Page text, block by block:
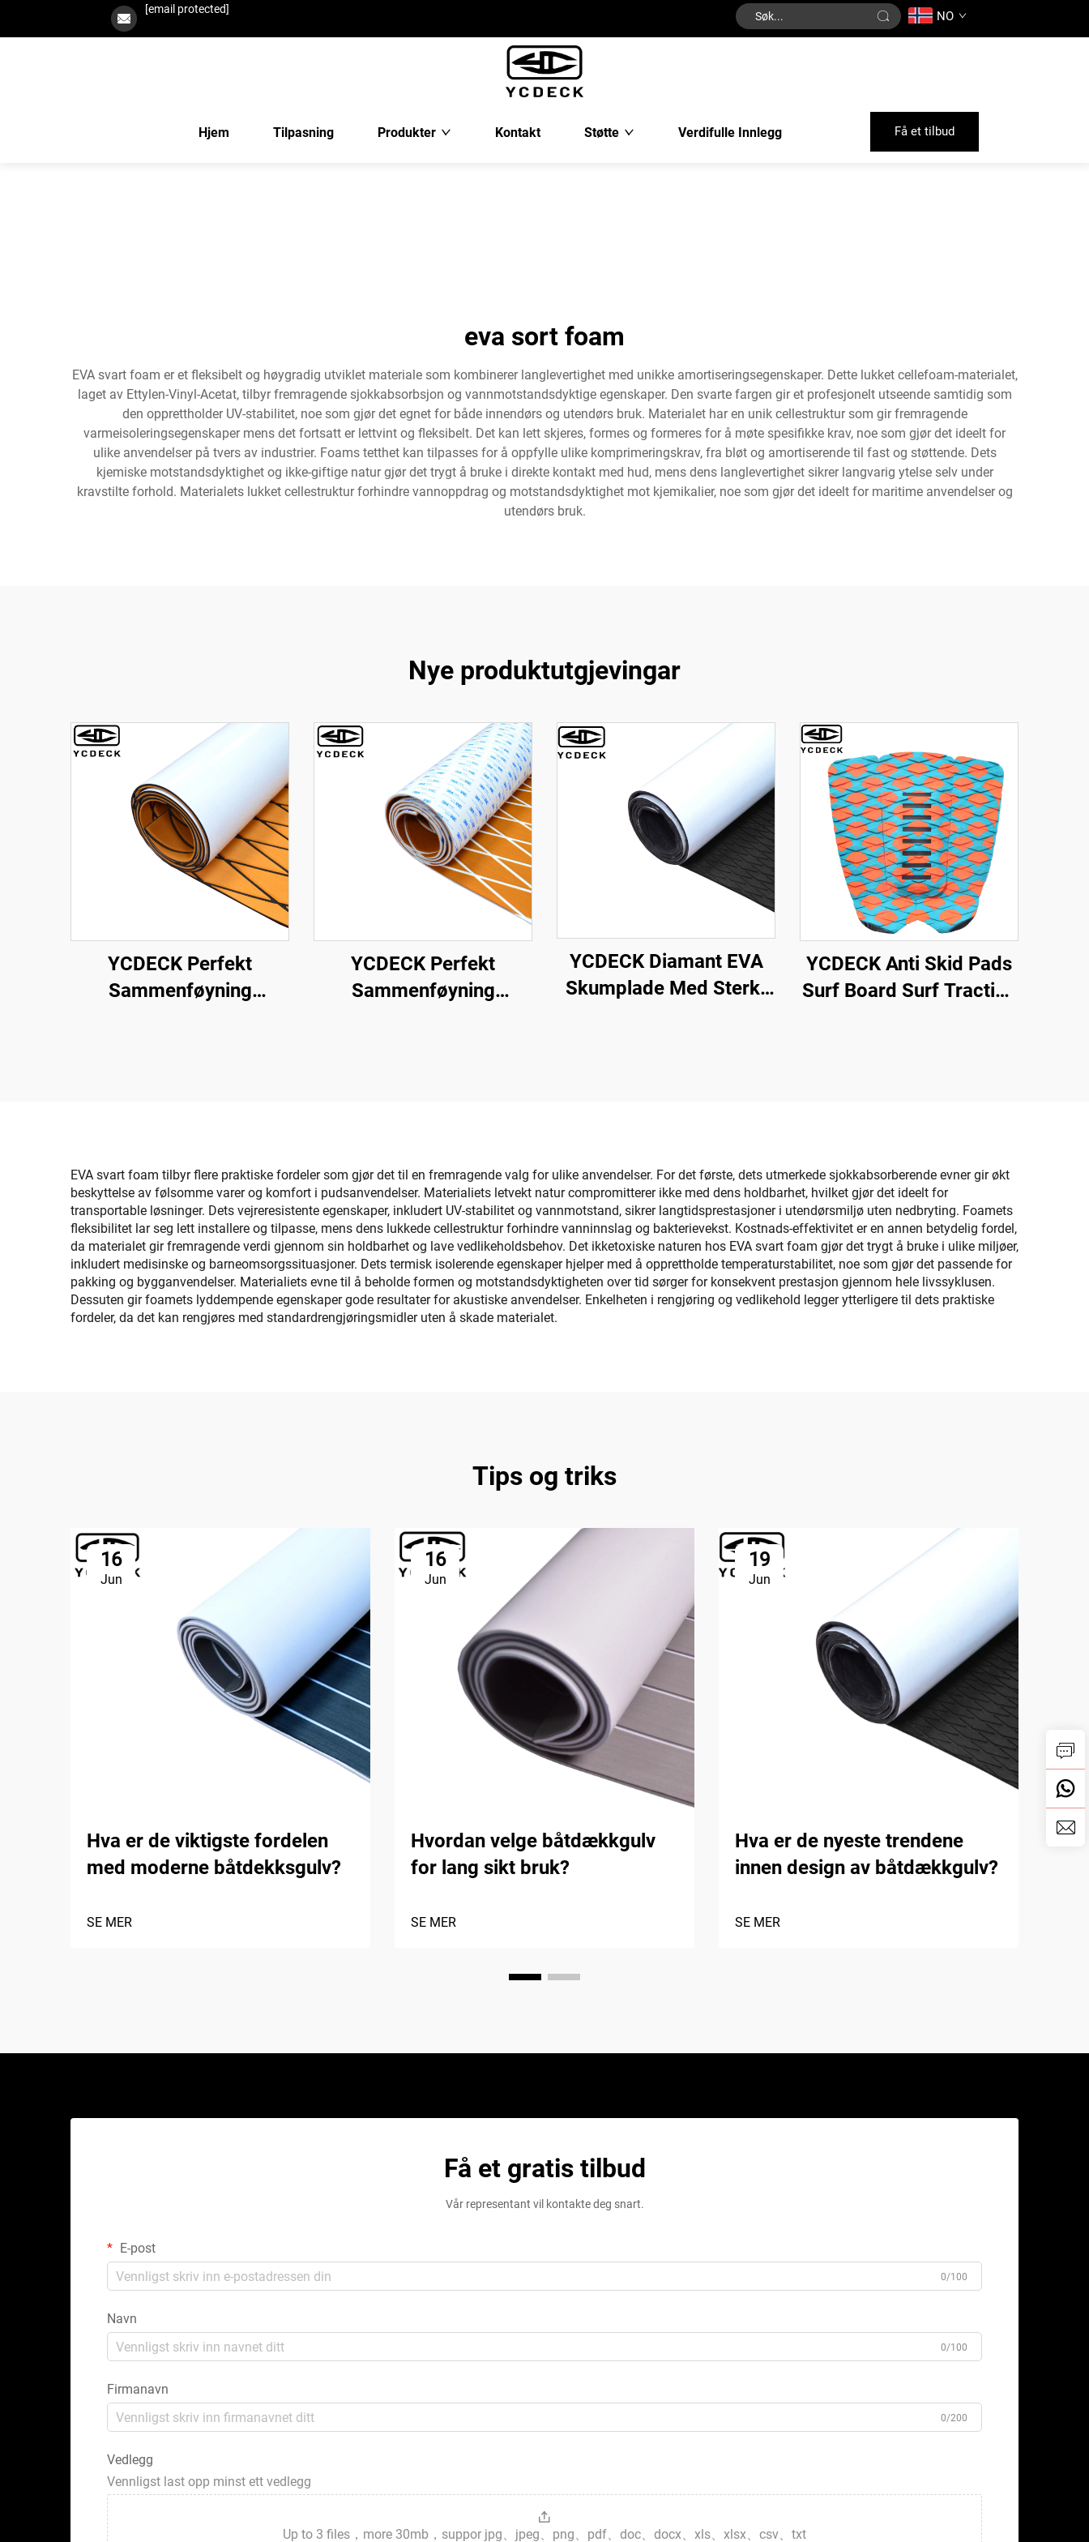
[email protected] NO
Hjem Tilpasning Produkter Kontakt Støtte Verdifulle Innlegg Få et tilbud
eva sort foam
EVA svart foam er et fleksibelt og høygradig utviklet materiale som kombinerer langlevertighet med unikke amortiseringsegenskaper. Dette lukket cellefoam-materialet,
laget av Ettylen-Vinyl-Acetat, tilbyr fremragende sjokkabsorbsjon og vannmotstandsdyktige egenskaper. Den svarte fargen gir et profesjonelt utseende samtidig som
den opprettholder UV-stabilitet, noe som gjør det egnet for både innendørs og utendørs bruk. Materialet har en unik cellestruktur som gir fremragende
varmeisoleringsegenskaper mens det fortsatt er lettvint og fleksibelt. Det kan lett skjeres, formes og formeres for å møte spesifikke krav, noe som gjør det ideelt for
ulike anvendelser på tvers av industrier. Foams tetthet kan tilpasses for å oppfylle ulike komprimeringskrav, fra bløt og amortiserende til fast og støttende. Dets
kjemiske motstandsdyktighet og ikke-giftige natur gjør det trygt å bruke i direkte kontakt med hud, mens dens langlevertighet sikrer langvarig ytelse selv under
kravstilte forhold. Materialets lukket cellestruktur forhindre vannoppdrag og motstandsdyktighet mot kjemikalier, noe som gjør det ideelt for maritime anvendelser og
utendørs bruk.
Nye produktutgjevingar
YCDECK Perfekt
Sammenføyning
YCDECK Perfekt
Sammenføyning
YCDECK Diamant EVA
Skumplade Med Sterkt
YCDECK Anti Skid Pads
Surf Board Surf Traction
EVA svart foam tilbyr flere praktiske fordeler som gjør det til en fremragende valg for ulike anvendelser. For det første, dets utmerkede sjokkabsorberende evner gir økt
beskyttelse av følsomme varer og komfort i pudsanvendelser. Materialiets letvekt natur compromitterer ikke med dens holdbarhet, hvilket gjør det ideelt for
transportable løsninger. Dets vejreresistente egenskaper, inkludert UV-stabilitet og vannmotstand, sikrer langtidsprestasjoner i utendørsmiljø uten nedbryting. Foamets
fleksibilitet lar seg lett installere og tilpasse, mens dens lukkede cellestruktur forhindre vanninnslag og bakterievekst. Kostnads-effektivitet er en annen betydelig fordel,
da materialet gir fremragende verdi gjennom sin holdbarhet og lave vedlikeholdsbehov. Det ikketoxiske naturen hos EVA svart foam gjør det trygt å bruke i ulike miljøer,
inkludert medisinske og barneomsorgssituasjoner. Dets termisk isolerende egenskaper hjelper med å opprettholde temperaturstabilitet, noe som gjør det passende for
pakking og bygganvendelser. Materialiets evne til å beholde formen og motstandsdyktigheten over tid sørger for konsekvent prestasjon gjennom hele livssyklusen.
Dessuten gir foamets lyddempende egenskaper gode resultater for akustiske anvendelser. Enkelheten i rengjøring og vedlikehold legger ytterligere til dets praktiske
fordeler, da det kan rengjøres med standardrengjøringsmidler uten å skade materialet.
Tips og triks
16
Jun
Hva er de viktigste fordelen
med moderne båtdekksgulv?
SE MER
16
Jun
Hvordan velge båtdækkgulv
for lang sikt bruk?
SE MER
19
Jun
Hva er de nyeste trendene
innen design av båtdækkgulv?
SE MER
Få et gratis tilbud
Vår representant vil kontakte deg snart.
E-post
0/100
Navn
0/100
Firmanavn
0/200
Vedlegg
Vennligst last opp minst ett vedlegg
Up to 3 files，more 30mb，suppor jpg、jpeg、png、pdf、doc、docx、xls、xlsx、csv、txt